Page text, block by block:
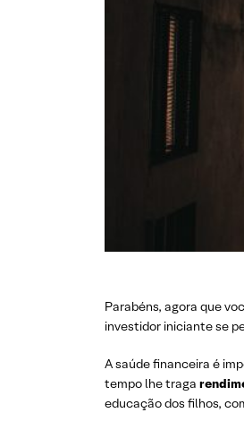
Parabéns, agora que
investidor iniciante se
A saúde financeira é
tempo lhe traga
educação dos filhos,